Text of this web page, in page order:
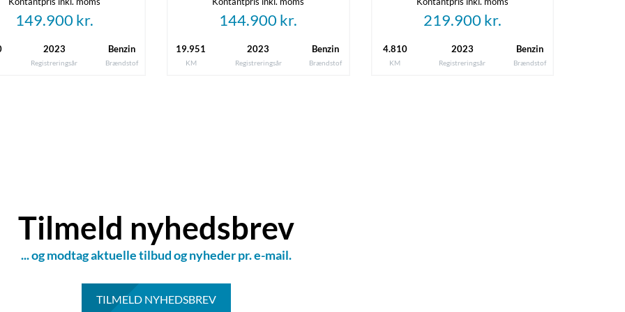
3001 kg
8.460 kr.
Senest rettet
149.900 kr.
2023
Registreringsår
Benzin
Brændstof
144.900 kr.
19.951
KM
2023
Registreringsår
Benzin
Brændstof
219.900 kr.
4.810
KM
2023
Registreringsår
Benzin
Brændstof
Tilmeld nyhedsbrev
... og modtag aktuelle tilbud og nyheder pr. e-mail.
TILMELD NYHEDSBREV